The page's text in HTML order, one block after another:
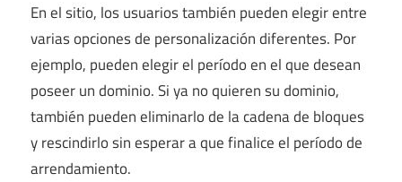
En el sitio, los usuarios también pueden elegir entre
varias opciones de personalización diferentes. Por
ejemplo, pueden elegir el período en el que desean
poseer un dominio. Si ya no quieren su dominio,
también pueden eliminarlo de la cadena de bloques
y rescindirlo sin esperar a que finalice el período de
arrendamiento.